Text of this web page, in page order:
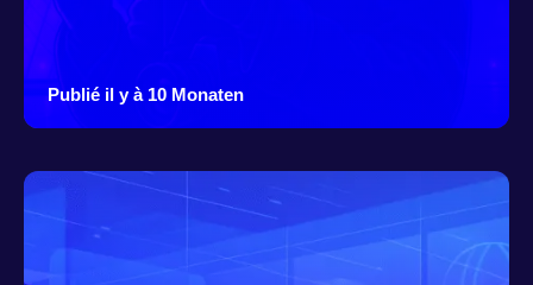
Publié il y à 10 Monaten